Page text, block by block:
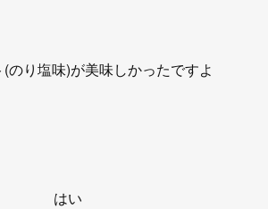
のり塩味)が美味しかったですよ
はい